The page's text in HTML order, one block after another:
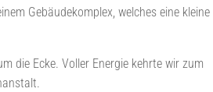
Gebäudekomplex, welches eine kleine
die Ecke. Voller Energie kehrte wir zum